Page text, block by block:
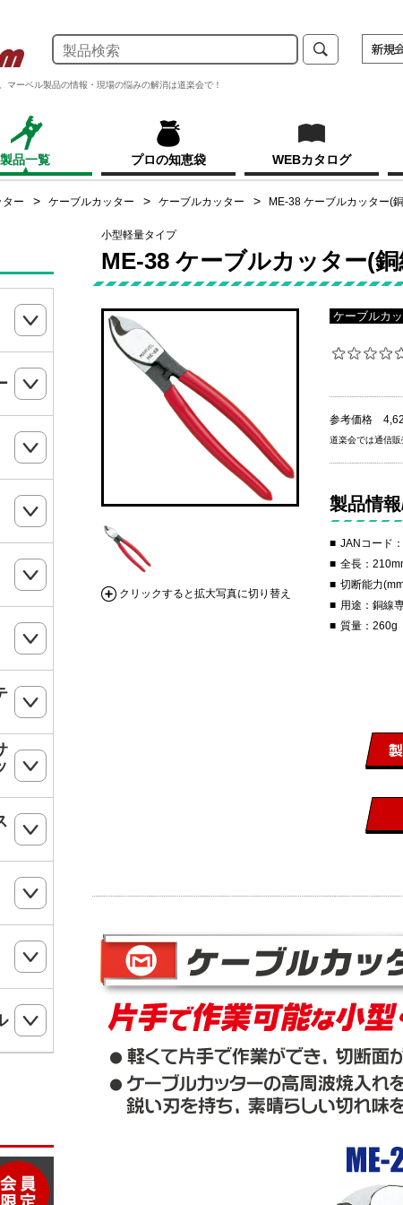
ーベル製品の情報・現場の悩みの解消は道楽会で！
製品一覧 プロの知恵袋 WEBカタログ
ー ケーブルカッター ケーブルカッター ME-38 ケーブルカッター(
小型軽量タイプ
ME-38 ケーブルカッター(
クリックすると拡大写真に切り替え
ケーブルカ
参考価格
道楽会では通信販
製品情
JANコード
全長：
切断能力
用途：銅線
質量：260g
イン
ー
プター
ル
ト
ルト